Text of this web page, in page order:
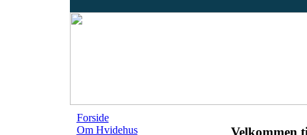
Forside
Om Hvidehus
Velkommen